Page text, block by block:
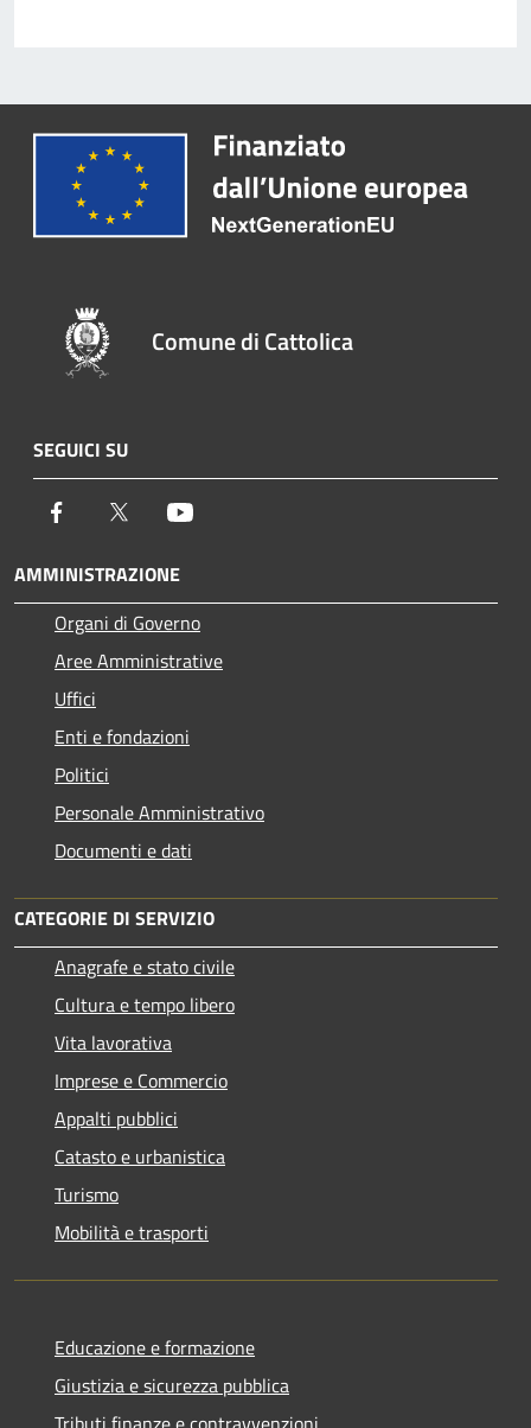
Comune di Cattolica
SEGUICI SU
Facebook Twitter
AMMINISTRAZIONE
Organi di Governo
Aree Amministrative
Uffici
Enti e fondazioni
Politici
Personale Amministrativo
Documenti e dati
CATEGORIE DI SERVIZIO
Anagrafe e stato civile
Cultura e tempo libero
Vita lavorativa
Imprese e Commercio
Appalti pubblici
Catasto e urbanistica
Turismo
Mobilità e trasporti
Educazione e formazione
Giustizia e sicurezza pubblica